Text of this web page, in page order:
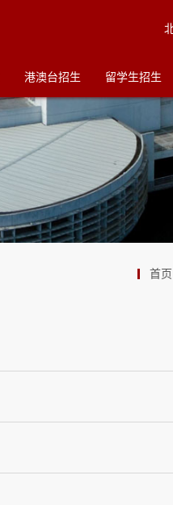
港澳台招生 留学生招生
首页